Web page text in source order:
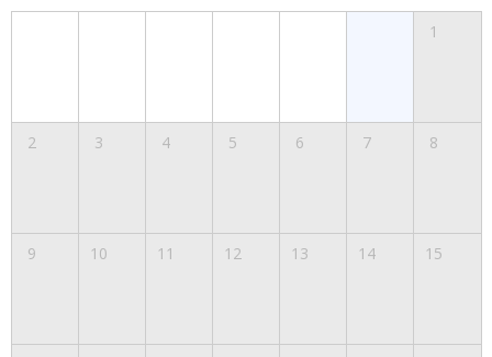
1
2 3 4 5 6 7 8
9 10 11 12 13 14 15